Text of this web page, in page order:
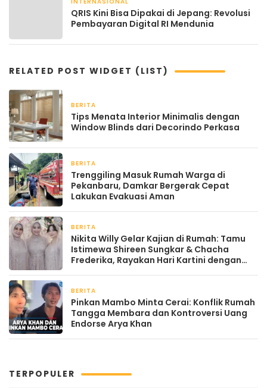
QRIS Kini Bisa Dipakai di Jepang: Revolusi
Pembayaran Digital RI Mendunia
RELATED POST WIDGET (LIST)
BERITA
Tips Menata Interior Minimalis dengan
Window Blinds dari Decorindo Perkasa
BERITA
Trenggiling Masuk Rumah Warga di
Pekanbaru, Damkar Bergerak Cepat
Lakukan Evakuasi Aman
BERITA
Nikita Willy Gelar Kajian di Rumah: Tamu
Istimewa Shireen Sungkar & Chacha
Frederika, Rayakan Hari Kartini dengan
BERITA
Pinkan Mambo Minta Cerai: Konflik Rumah
Tangga Membara dan Kontroversi Uang
Endorse Arya Khan
TERPOPULER